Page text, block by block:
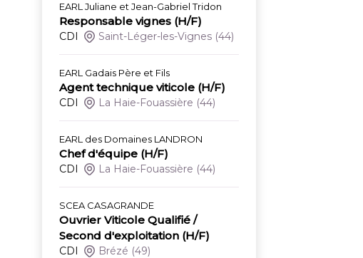
EARL Juliane et Jean-Gabriel Tridon
Responsable vignes (H/F)
CDI Saint-Léger-les-Vignes (44)
EARL Gadais Père et Fils
Agent technique viticole (H/F)
CDI La Haie-Fouassière (44)
EARL des Domaines LANDRON
Chef d'équipe (H/F)
CDI La Haie-Fouassière (44)
SCEA CASAGRANDE
Ouvrier Viticole Qualifié /
Second d'exploitation (H/F)
CDI Brézé (49)